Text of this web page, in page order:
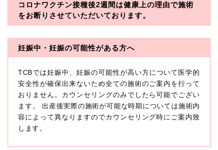
・一般社団法人メディカルアライアンス
・医療法人社団創彩会
本プライバシーポリシーにおいて「個人情報」とは、生
存する個人に関する情報であって、当該情報に含まれる
氏名、生年月日その他の記述等により特定の個人を識別
できるもの又は個人識別符号（個人情報保護委員会の政
令に準じます。）が含まれるものをいいます。
収集した患者様に関する情報には、単独のままでは特定
の個人を識別できない情報もありますが、他の情報と組
み合わせることにより特定の個人を識別できる場合、か
に扱うものとします。
コロナワクチン接種後2週間は健康上の理由で施術
をお断りさせていただいております。
妊娠中・妊娠の可能性がある方へ
TCBでは妊娠中、妊娠の可能性が高い方について医学的
安全性が確保出来ないため全ての施術のご案内を行って
おりません。カウンセリングのみでしたら可能でござい
ます。 出産後実際の施術が可能な時期については施術内
容によって異なりますのでカウンセリング時にご案内致
します。